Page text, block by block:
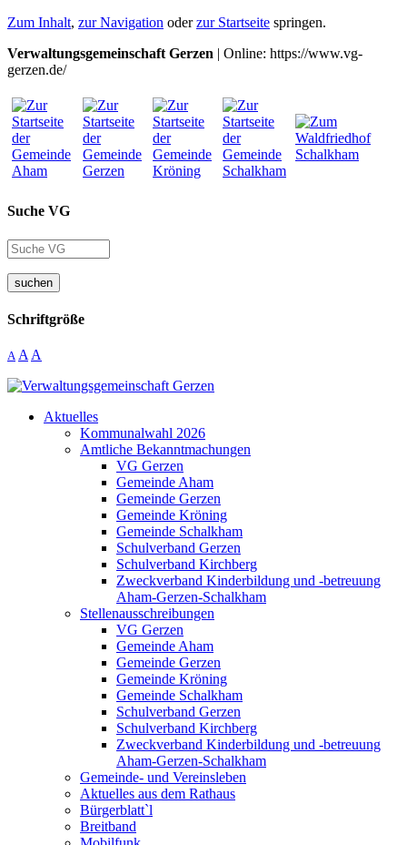
Zum Inhalt, zur Navigation oderzur Startseite springen.
Verwaltungsgemeinschaft Gerzen | Online: https://www.vg-
gerzen.de/
Suche VG
suchen
Schriftgröße
A A A
Aktuelles
Kommunalwahl 2026
Amtliche Bekanntmachungen
VG Gerzen
Gemeinde Aham
Gemeinde Gerzen
Gemeinde Kröning
Gemeinde Schalkham
Schulverband Gerzen
Schulverband Kirchberg
Zweckverband Kinderbildung und -betreuung
Aham-Gerzen-Schalkham
Stellenausschreibungen
VG Gerzen
Gemeinde Aham
Gemeinde Gerzen
Gemeinde Kröning
Gemeinde Schalkham
Schulverband Gerzen
Schulverband Kirchberg
Zweckverband Kinderbildung und -betreuung
Aham-Gerzen-Schalkham
Gemeinde- und Vereinsleben
Aktuelles aus dem Rathaus
Bürgerblatt`l
Breitband